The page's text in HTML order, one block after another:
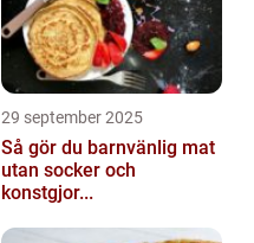
29 september 2025
Så gör du barnvänlig mat
utan socker och
konstgjor...